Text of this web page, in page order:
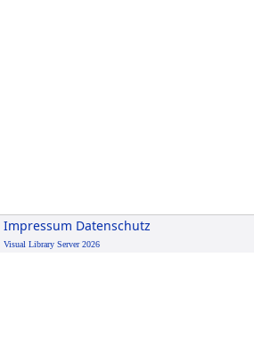
Impressum Datenschutz
Visual Library Server 2026